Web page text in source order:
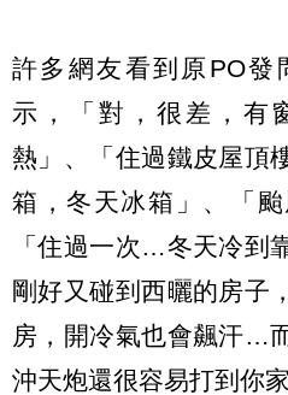
許多網友看到原PO發
示，「對，很差，有
熱」、「住過鐵皮屋頂
箱，冬天冰箱」、「颱
「住過一次…冬天冷到
剛好又碰到西曬的房子
房，開冷氣也會飆汗…
沖天炮還很容易打到你家